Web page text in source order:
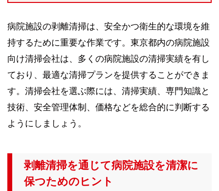
病院施設の剥離清掃は、安全かつ衛生的な環境を維
持するために重要な作業です。東京都内の病院施設
向け清掃会社は、多くの病院施設の清掃実績を有し
ており、最適な清掃プランを提供することができま
す。清掃会社を選ぶ際には、清掃実績、専門知識と
技術、安全管理体制、価格などを総合的に判断する
ようにしましょう。
剥離清掃を通じて病院施設を清潔に
保つためのヒント